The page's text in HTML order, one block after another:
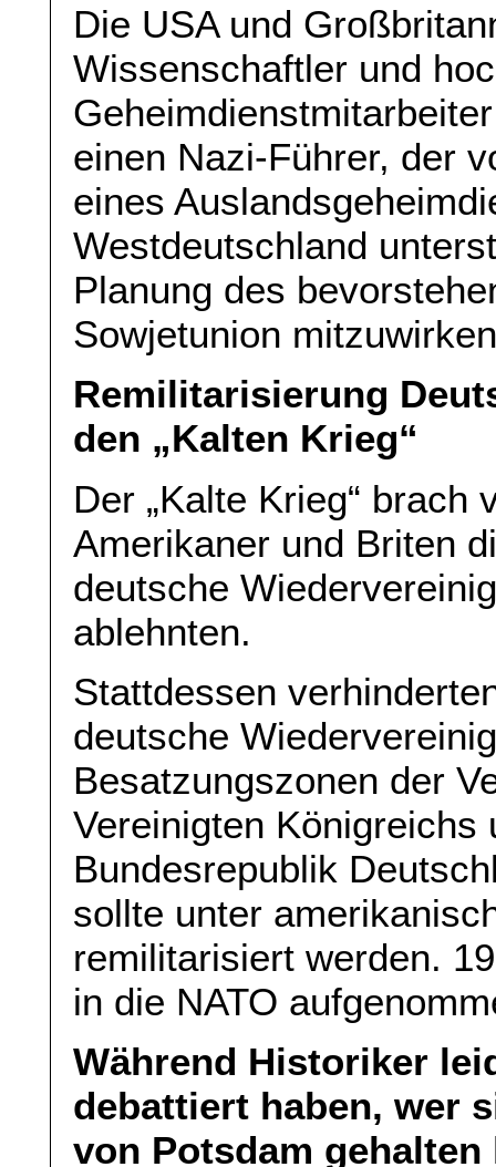
Die USA und
Wissenschaftler und
einen Nazi-Führer, der
eines
Westdeutschland
Planung des
Sowjetunion
Remilitarisierung
den „Kalten Krieg“
Der „Kalte Krieg“
Amerikaner und Briten
deutsche
ablehnten.
Stattdessen
deutsche
Besatzungszonen der
Vereinigten Königreichs
Bundesrepublik
sollte unter
remilitarisiert werden.
in die NATO
Während Historiker
debattiert haben, wer
von Potsdam